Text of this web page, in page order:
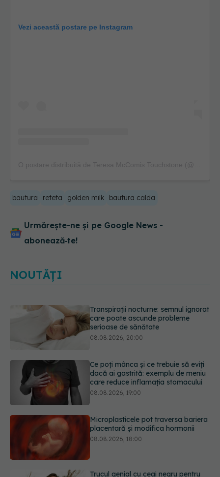
Vezi această postare pe Instagram
bautura reteta golden milk bautura calda
Urmărește-ne și pe Google News -
abonează‑te!
NOUTĂȚI
Ce poți mânca și ce trebuie să eviți
dacă ai gastrită: exemplu de meniu
care reduce inflamația stomacului
08.08.2026, 19:00
Microplasticele pot traversa bariera
placentară și modifica hormonii
08.08.2026, 18:00
Trucul genial cu ceai negru pentru
păr. Tot mai multe femei îl adoră
08.08.2026, 17:00
Medicamentul folosit de peste 60 de